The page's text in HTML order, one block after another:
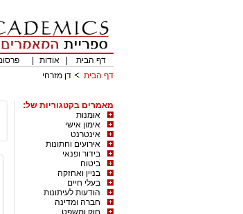
דף הבית
אודות
דף הבית
דן מזרחי
מאמרים בקטגוריות של:
אומנות
אימון אישי
אינטרנט
אירועים וחתונות
בידור ופנאי
ביטוח
בניין ואחזקה
בעלי חיים
הודעות לעיתונות
חברה ומדינה
חוק ומשפט